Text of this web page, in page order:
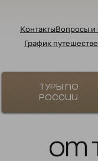
КонтактыВопросы и
График
Туры по
России
От